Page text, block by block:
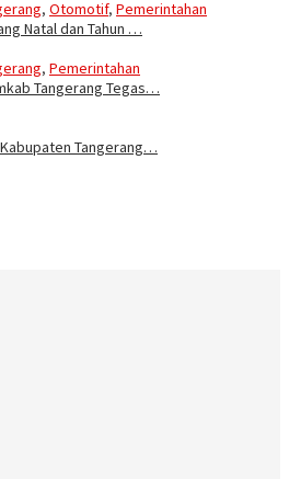
, Otomotif, Pemerintahan
Natal dan Tahun …
, Pemerintahan
Tangerang Tegas…
Tangerang…